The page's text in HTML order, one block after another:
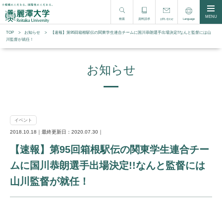
検索 資料請求 お問い合わせ Language MENU
TOP お知らせ
【速報】第95回箱根駅伝の関東学生連合チームに国川恭朗選手出場決定!!なんと監督には山
川監督が就任！
お知らせ
イベント
2018.10.18｜最終更新日：2020.07.30｜
【速報】第95回箱根駅伝の関東学生連合チー
ムに国川恭朗選手出場決定!!なんと監督には
山川監督が就任！